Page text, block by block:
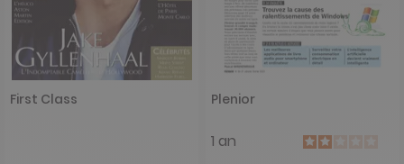
First Class Plenior
1 an